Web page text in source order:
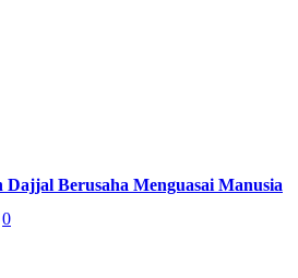
Dajjal Berusaha Menguasai Manusia
0